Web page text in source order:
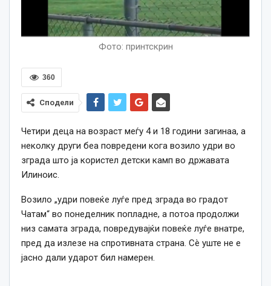
Фото: принтскрин
360
Сподели
Четири деца на возраст меѓу 4 и 18 години загинаа, а
неколку други беа повредени кога возило удри во
зграда што ја користел детски камп во државата
Илиноис.
Возило „удри повеќе луѓе пред зграда во градот
Чатам“ во понеделник попладне, а потоа продолжи
низ самата зграда, повредувајќи повеќе луѓе внатре,
пред да излезе на спротивната страна. Сè уште не е
јасно дали ударот бил намерен.